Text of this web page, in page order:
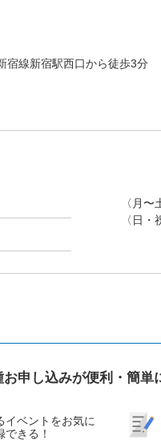
宿線新宿駅西口から徒歩3分
〈月
〈日
申し込みが便利・簡単
イベントをお気に
できる！